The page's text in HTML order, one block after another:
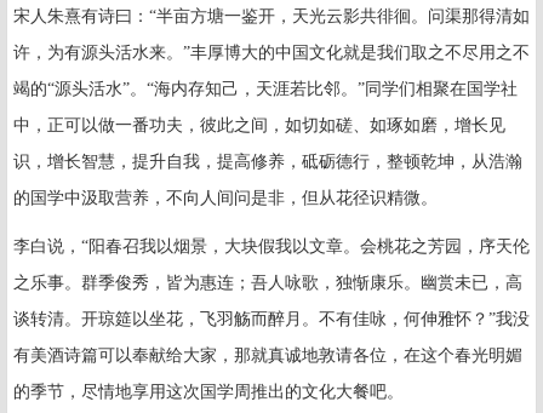
宋人朱熹有诗曰：“半亩方塘一鉴开，天光云影共徘徊。问渠那得清如
许，为有源头活水来。”丰厚博大的中国文化就是我们取之不尽用之不
竭的“源头活水”。“海内存知己，天涯若比邻。”同学们相聚在国学社
中，正可以做一番功夫，彼此之间，如切如磋、如琢如磨，增长见
识，增长智慧，提升自我，提高修养，砥砺德行，整顿乾坤，从浩瀚
的国学中汲取营养，不向人间问是非，但从花径识精微。
李白说，“阳春召我以烟景，大块假我以文章。会桃花之芳园，序天伦
之乐事。群季俊秀，皆为惠连；吾人咏歌，独惭康乐。幽赏未已，高
谈转清。开琼筵以坐花，飞羽觞而醉月。不有佳咏，何伸雅怀？”我没
有美酒诗篇可以奉献给大家，那就真诚地敦请各位，在这个春光明媚
的季节，尽情地享用这次国学周推出的文化大餐吧。